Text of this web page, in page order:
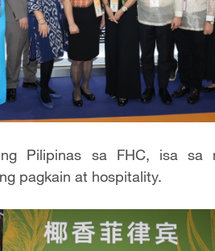
Pilipinas sa FHC, isa sa
pagkain at hospitality.